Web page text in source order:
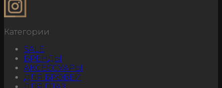
Категории
SALE
БРЕНДЫ
АКСЕССУАРЫ
ДЛЯ БРОВЕЙ